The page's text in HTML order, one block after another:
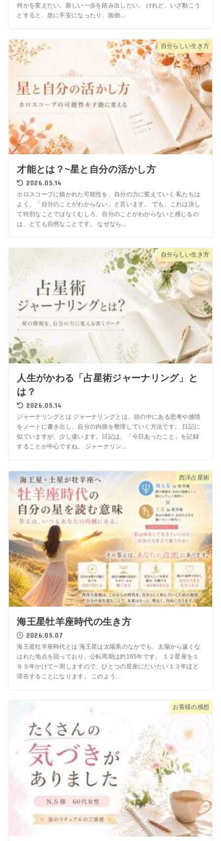
何かを変えたい。新しい一歩を踏み出したい。 けれど、いざ動こう
とすると、急に不安になったり、面倒...
自分らしい生き方
才能とは？~星と自分の活かし方
2026.05.14
ホロスコープに描かれた可能性を、自分の力に変えていく 私たちは
よく、「自分のことがわからない」と言います。 でも、これは決し
て特別なことではなくむしろ、自分のことがわからないと感じるの
は、とても自然なことです。 なぜなら...
自分らしい生き方
人生がかわる「占星術ジャーナリング」と
は？
2026.05.14
ジャーナリングとは ジャーナリングとは、頭の中にある思考や感情
をノートに書き出し、自分の内側を整理していく方法です。 日記に
似ていますが、少し違います。日記は、「今日あったこと」を記録
することが中心ですね。 ジャーナリン...
西洋占星術
海王星牡羊座時代の生き方
2026.05.07
海王星牡羊座時代とは 海王星は太陽系のなかでも、太陽から遠くな
はれた地点を回っており、公転周期は約165年です。 １２星座を１
６５年かけて一周しますので、ひとつの星座にだいたい１３年ほど
滞在することになります。 このよう...
お客様の感想